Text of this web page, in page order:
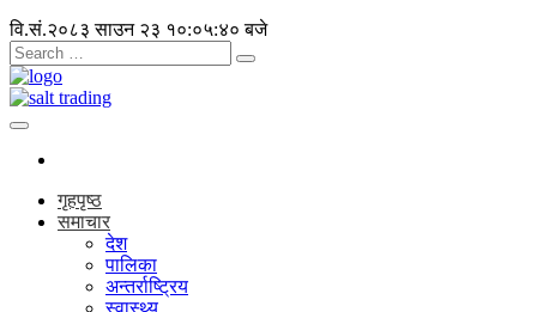
वि.सं.२०८३ साउन २३ १०:०५:४१ बजे
गृहपृष्ठ
समाचार
देश
पालिका
अन्तर्राष्ट्रिय
स्वास्थ्य